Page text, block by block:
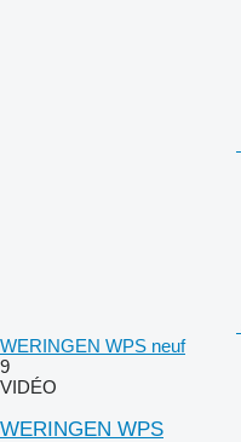
WERINGEN WPS neuf
9
VIDÉO
WERINGEN WPS